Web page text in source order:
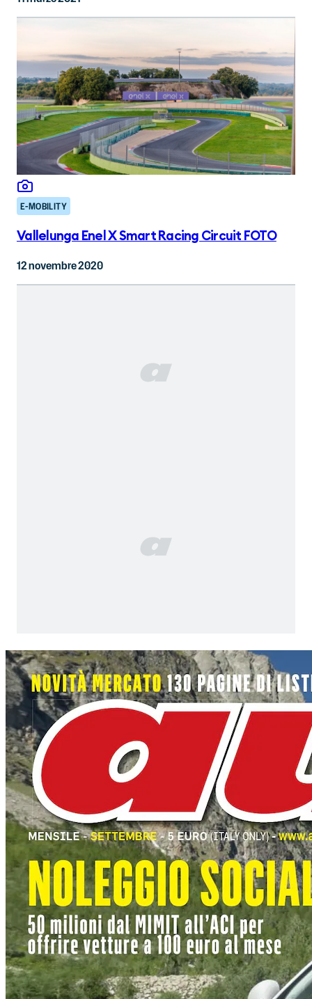
E-MOBILITY
Vallelunga Enel X Smart Racing Circuit FOTO
12 novembre 2020